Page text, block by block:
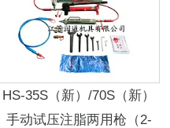
HS-35S（新）/70S（新）
手动试压注脂两用枪（2-